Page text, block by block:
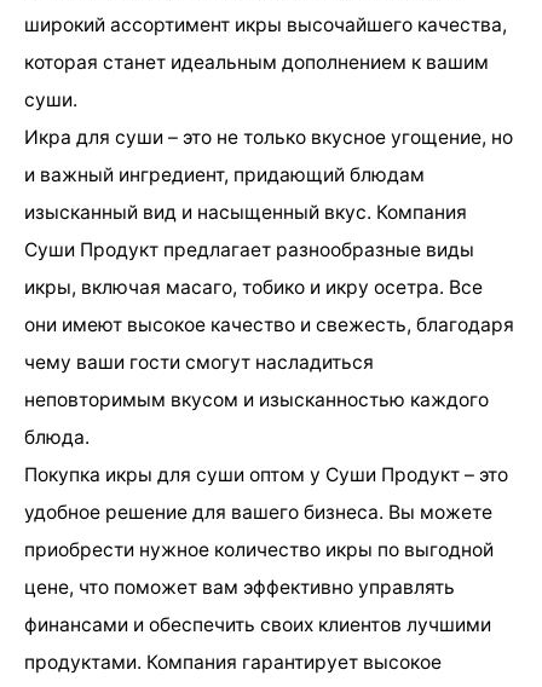
широкий ассортимент икры высочайшего качества,
которая станет идеальным дополнением к вашим
суши.
Икра для суши – это не только вкусное угощение, но
и важный ингредиент, придающий блюдам
изысканный вид и насыщенный вкус. Компания
Суши Продукт предлагает разнообразные виды
икры, включая масаго, тобико и икру осетра. Все
они имеют высокое качество и свежесть, благодаря
чему ваши гости смогут насладиться
неповторимым вкусом и изысканностью каждого
блюда.
Покупка икры для суши оптом у Суши Продукт – это
удобное решение для вашего бизнеса. Вы можете
приобрести нужное количество икры по выгодной
цене, что поможет вам эффективно управлять
финансами и обеспечить своих клиентов лучшими
продуктами. Компания гарантирует высокое